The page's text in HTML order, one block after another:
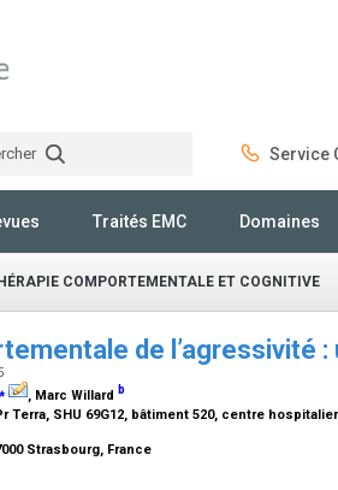
Service
Traités EMC Domaines
COMPORTEMENTALE ET COGNITIVE
de l’agressivité
⁎ , Marc Willard b
SHU 69G12, bâtiment 520, centre
Strasbourg, France